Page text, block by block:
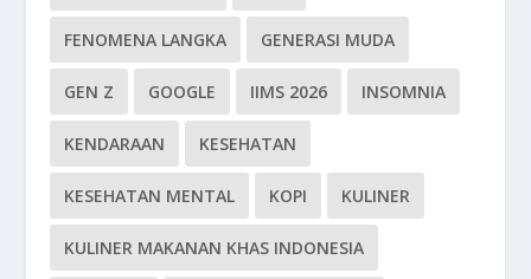
FENOMENA LANGKA GENERASI MUDA
GEN Z GOOGLE IIMS 2026 INSOMNIA
KENDARAAN KESEHATAN
KESEHATAN MENTAL KOPI KULINER
KULINER MAKANAN KHAS INDONESIA